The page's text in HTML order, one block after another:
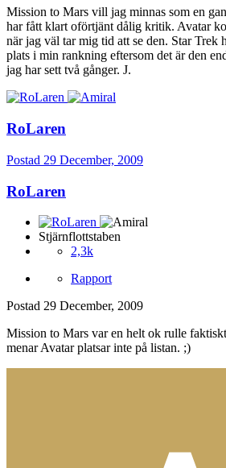
Mission to Mars vill jag minnas som en
har fått klart oförtjänt dålig kritik. Avatar
när jag väl tar mig tid att se den. Star Trek
plats i min rankning eftersom det är den
jag har sett två gånger. J.
RoLaren
Postad 29 December, 2009
RoLaren
Stjärnflottstaben
2,3k
Rapport
Postad 29 December, 2009
Mission to Mars var en helt ok rulle
menar Avatar platsar inte på listan. ;)